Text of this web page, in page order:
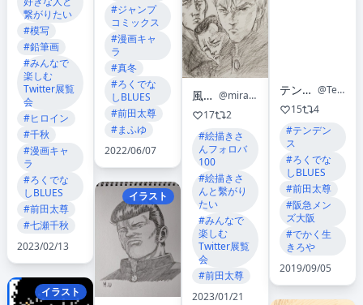
繋がりたい
#模写
#鉛筆画
#みんなで
楽しむ
Twitter展覧
会
#ヒロイン
#千秋
#漫画キャ
ラ
#ろくでな
しBLUES
#前田太尊
#七瀬千秋
2023/02/13
イラスト
#ジャンプ
コミックス
#漫画キャ
ラ
#真冬
#ろくでな
しBLUES
#前田太尊
#まふゆ
2022/06/07
イラスト
風来の真央
@miragemao2012
17
2
#絵描きさ
んフォロバ
100
#絵描きさ
んと繫がり
たい
#みんなで
楽しむ
Twitter展覧
会
#前田太尊
2023/01/21
テンデンスジャパン
@TendenceJapan
15
4
#テンデン
ス
#ろくでな
しBLUES
#前田太尊
#阪急メン
ズ大阪
#でかく生
きろや
2019/09/05